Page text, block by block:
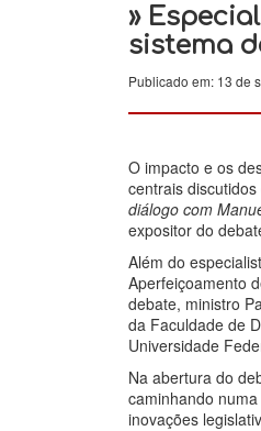
»
sistema
Publicado em: 13 de
O impacto e os
centrais
diálogo com
expositor do
Além do
Aperfeiçoamento
debate, ministro
da Faculdade de
Universidade
Na abertura do
caminhando
inovações